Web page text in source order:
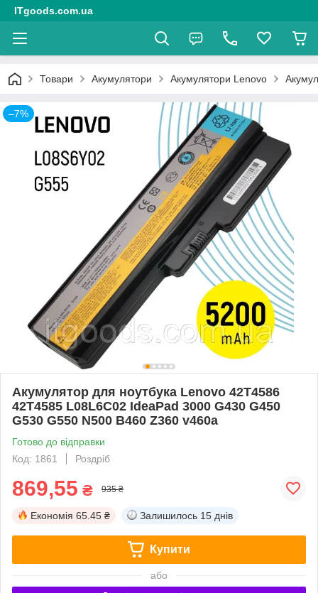
ITgoods.com.ua
Товари Акумулятори Акумулятори Lenovo
–7%
Акумулятор для ноутбука Lenovo 42T4586
42T4585 L08L6C02 IdeaPad 3000 G430 G450
G530 G550 N500 B460 Z360 v460a
Готово до відправки
Код: 1861
Роздріб
869,55 ₴ 935 ₴
Економія 65.45 ₴ Залишилось 15 днів
Купити
або